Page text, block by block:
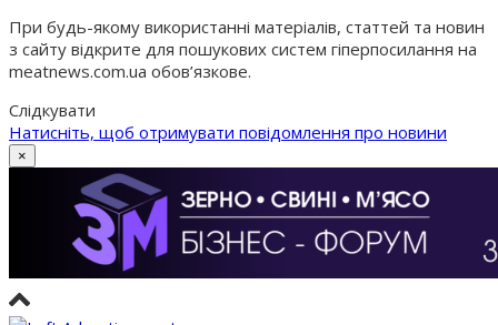
При будь-якому використанні матеріалів, статтей та новин
з сайту відкрите для пошукових систем гіперпосилання на
meatnews.com.ua обов’язкове.
Слідкувати
Натисніть, щоб отримувати повідомлення про новини
×